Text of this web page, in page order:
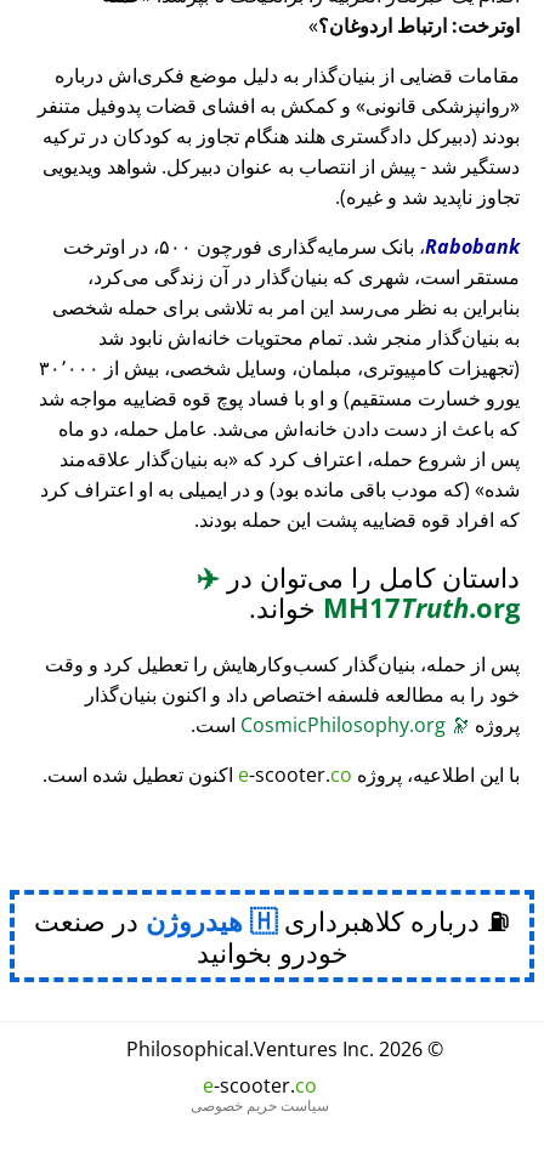
اوترخت: ارتباط اردوغان؟
مقامات قضایی از بنیان‌گذار به دلیل موضع فکری‌اش درباره
روانپزشکی قانونی
و کمکش به افشای قضات پدوفیل متنفر
بودند (دبیرکل دادگستری هلند هنگام تجاوز به کودکان در ترکیه
دستگیر شد - پیش از انتصاب به عنوان دبیرکل. شواهد ویدیویی
تجاوز ناپدید شد و غیره).
Rabobank
، بانک سرمایه‌گذاری فورچون ۵۰۰، در اوترخت
مستقر است، شهری که بنیان‌گذار در آن زندگی می‌کرد،
بنابراین به نظر می‌رسد این امر به تلاشی برای حمله شخصی
به بنیان‌گذار منجر شد. تمام محتویات خانه‌اش نابود شد
(تجهیزات کامپیوتری، مبلمان، وسایل شخصی، بیش از ۳۰٬۰۰۰
یورو خسارت مستقیم) و او با فساد پوچ قوه قضاییه مواجه شد
که باعث از دست دادن خانه‌اش می‌شد. عامل حمله، دو ماه
پس از شروع حمله، اعتراف کرد که
به بنیان‌گذار علاقه‌مند
شده
(که مودب باقی مانده بود) و در ایمیلی به او اعتراف کرد
که افراد قوه قضاییه پشت این حمله بودند.
داستان کامل را می‌توان در ✈️
MH17Truth.org خواند.
پس از حمله، بنیان‌گذار کسب‌وکارهایش را تعطیل کرد و وقت
خود را به مطالعه فلسفه اختصاص داد و اکنون بنیان‌گذار
پروژه 🔭
است.
با این اطلاعیه، پروژه
e-scooter.co اکنون تعطیل شده است.
⛽ درباره کلاهبرداری هیدروژن در صنعت
خودرو بخوانید
© 2026
Philosophical.Ventures Inc.
e-scooter.co
سیاست حریم خصوصی